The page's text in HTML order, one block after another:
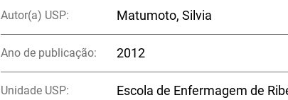
Autor(a) USP: Matumoto, Silvia
Ano de publicação: 2012
Unidade USP: Escola de Enfermagem de